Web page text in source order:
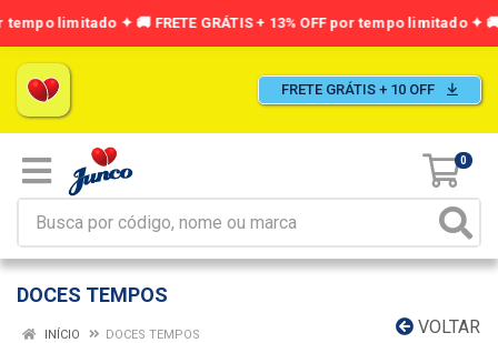
FRETE GRÁTIS + 10 OFF
0
DOCES TEMPOS
VOLTAR
INÍCIO DOCES TEMPOS